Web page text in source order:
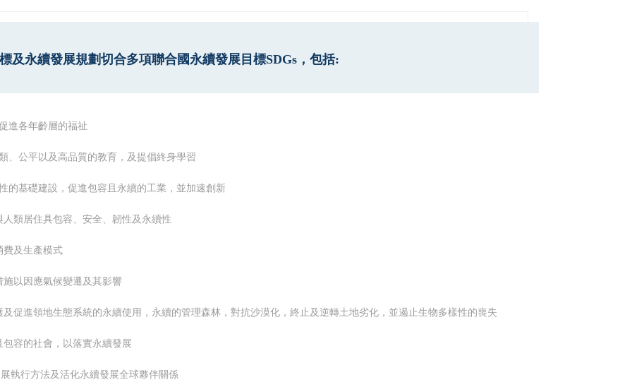
及永續發展規劃切合多項聯合國永續發展目標SDGs，包括:
進各年齡層的福祉
、公平以及高品質的教育，及提倡終身學習
的基礎建設，促進包容且永續的工業，並加速創新
類居住具包容、安全、韌性及永續性
費及生產模式
以因應氣候變遷及其影響
及促進領地生態系統的永續使用，永續的管理森林，對抗沙漠化，終止及逆轉土地劣化，並遏止生物多樣性的喪失
容的社會，以落實永續發展
執行方法及活化永續發展全球夥伴關係